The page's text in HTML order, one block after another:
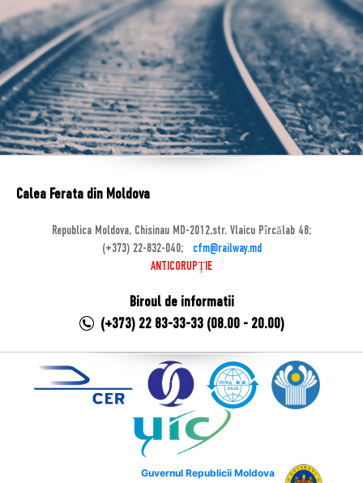
Calea Ferata din Moldova
Republica Moldova, Chisinau MD-2012,str. Vlaicu Pîrcălab 48;
(+373) 22-832-040;
cfm@railway.md
ANTICORUPȚIE
Biroul de informatii
(+373) 22 83-33-33 (08.00 - 20.00)
Guvernul Republicii Moldova